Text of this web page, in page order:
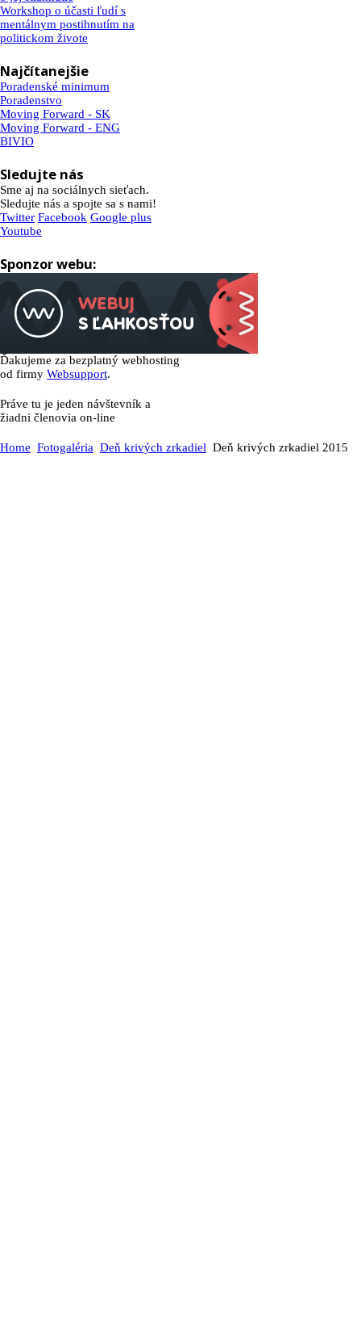
Workshop o účasti ľudí s
mentálnym postihnutím na
politickom živote
Najčítanejšie
Poradenské minimum
Poradenstvo
Moving Forward - SK
Moving Forward - ENG
BIVIO
Sledujte nás
Sme aj na sociálnych sieťach.
Sledujte nás a spojte sa s nami!
Twitter Facebook Google plus
Youtube
Sponzor webu:
Ďakujeme za bezplatný webhosting
od firmy Websupport.
Práve tu je jeden návštevník a
žiadni členovia on-line
Home Fotogaléria Deň krivých zrkadiel Deň krivých zrkadiel 2015